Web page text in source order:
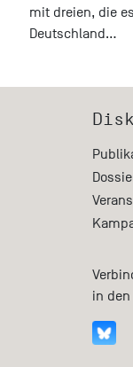
mit dreien, die
Deutschland…
in den